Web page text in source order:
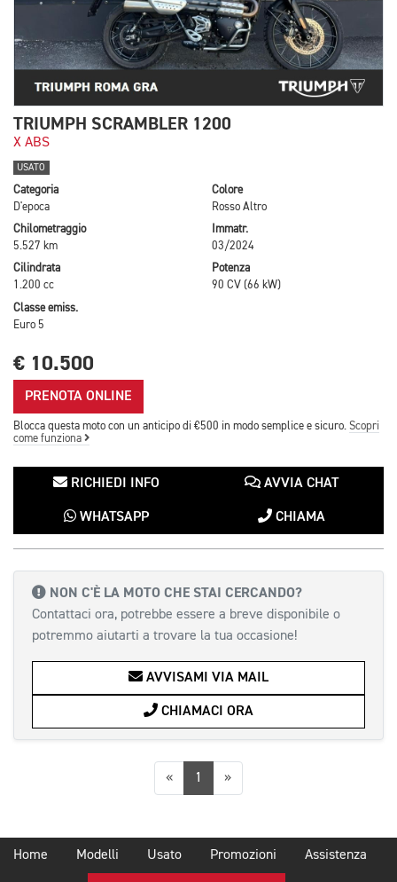
TRIUMPH SCRAMBLER 1200
X ABS
USATO
Categoria
D'epoca
Colore
Rosso Altro
Chilometraggio
5.527 km
Immatr.
03/2024
Cilindrata
1.200 cc
Potenza
90 CV (66 kW)
Classe emiss.
Euro 5
€ 10.500
PRENOTA ONLINE
Blocca questa moto con un anticipo di €500 in modo semplice e sicuro. Scopri
come funziona
RICHIEDI INFO AVVIA CHAT
WHATSAPP CHIAMA
NON C'È LA MOTO CHE STAI CERCANDO?
Contattaci ora, potrebbe essere a breve disponibile o
potremmo aiutarti a trovare la tua occasione!
AVVISAMI VIA MAIL
CHIAMACI ORA
«Precedente
1 »Successiva
Home Modelli Usato Promozioni Assistenza